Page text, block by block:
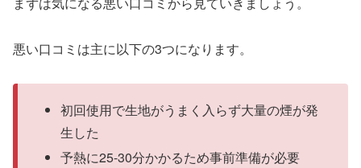
悪い口コミは主に以下の3つになります。
初回使用で生地がうまく入らず大量の煙が発
生した
予熱に25-30分かかるため事前準備が必要